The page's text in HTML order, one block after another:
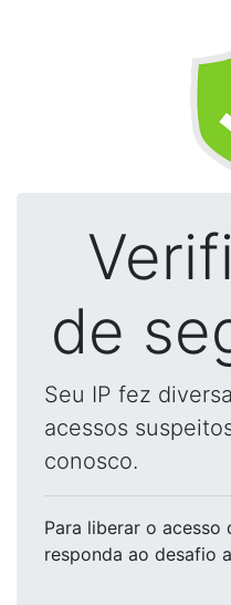
de
Seu IP fez
acessos
conosco.
Para liberar o acesso
responda ao desafio